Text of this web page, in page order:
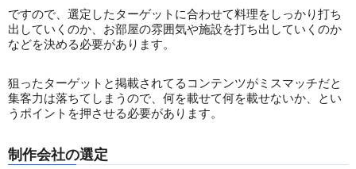
ですので、選定したターゲットに合わせて料理をしっかり打ち
出していくのか、お部屋の雰囲気や施設を打ち出していくのか
などを決める必要があります。
狙ったターゲットと掲載されてるコンテンツがミスマッチだと
集客力は落ちてしまうので、何を載せて何を載せないか、とい
うポイントを押させる必要があります。
制作会社の選定